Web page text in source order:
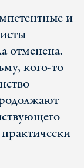
и
отменена.
кого-то